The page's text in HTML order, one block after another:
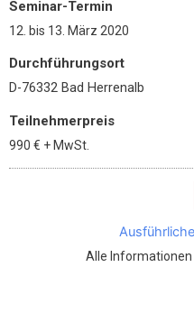
Seminar-Termin
12. bis 13. März 2020
Durchführungsort
D-76332 Bad Herrenalb
Teilnehmerpreis
990 € + MwSt.
Alle Informationen